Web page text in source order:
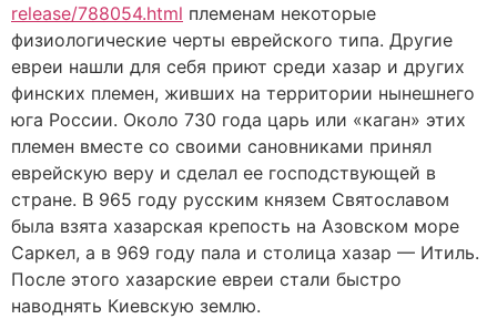
release/788054.html племенам некоторые
физиологические черты еврейского типа. Другие
евреи нашли для себя приют среди хазар и других
финских племен, живших на территории нынешнего
юга России. Около 730 года царь или «каган» этих
племен вместе со своими сановниками принял
еврейскую веру и сделал ее господствующей в
стране. В 965 году русским князем Святославом
была взята хазарская крепость на Азовском море
Саркел, а в 969 году пала и столица хазар — Итиль.
После этого хазарские евреи стали быстро
наводнять Киевскую землю.